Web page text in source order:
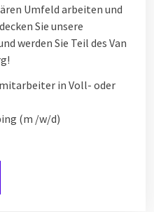
Umfeld arbeiten und
Sie unsere
werden Sie Teil des Van
in Voll- oder
(m /w/d)